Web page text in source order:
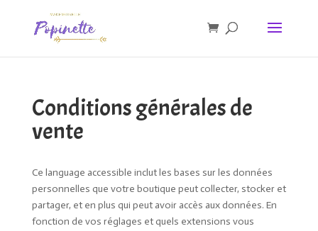
Conditions générales de
vente
Ce language accessible inclut les bases sur les données
personnelles que votre boutique peut collecter, stocker et
partager, et en plus qui peut avoir accès aux données. En
fonction de vos réglages et quels extensions vous